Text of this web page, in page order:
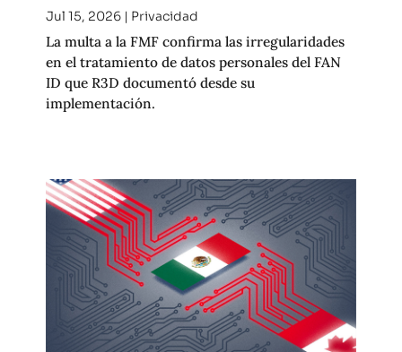
Jul 15, 2026| Privacidad
La multa a la FMF confirma las irregularidades
en el tratamiento de datos personales del FAN
ID que R3D documentó desde su
implementación.